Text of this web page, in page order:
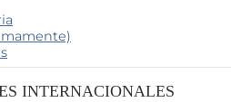
INTERNACIONALES